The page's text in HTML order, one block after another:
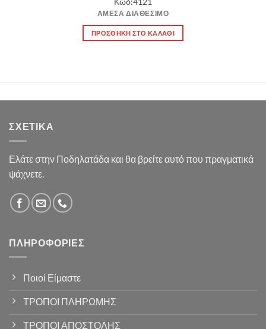
ΆΜΕΣΑ ΔΙΑΘΈΣΙΜΟ
ΠΡΟΣΘΉΚΗ ΣΤΟ ΚΑΛΆΘΙ
ΣΧΕΤΙΚΆ
Ελάτε στην Ποδηλατάδα και θα βρείτε αυτό που πραγματικά
ψάχνετε.
ΠΛΗΡΟΦΟΡΊΕΣ
Ποιοί Είμαστε
ΤΡΟΠΟΙ ΠΛΗΡΩΜΗΣ
ΤΡΟΠΟΙ ΑΠΟΣΤΟΛΗΣ